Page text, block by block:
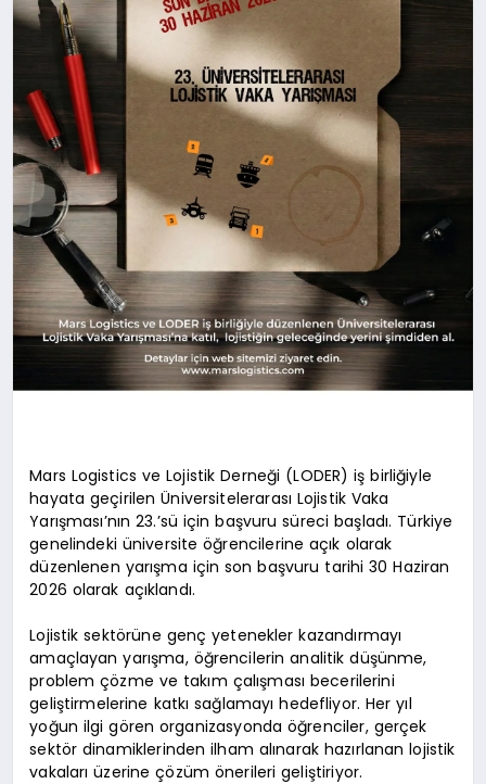
Mars Logistics ve Lojistik Derneği (LODER) iş birliğiyle
hayata geçirilen Üniversitelerarası Lojistik Vaka
Yarışması’nın 23.’sü için başvuru süreci başladı. Türkiye
genelindeki üniversite öğrencilerine açık olarak
düzenlenen yarışma için son başvuru tarihi 30 Haziran
2026 olarak açıklandı.
Lojistik sektörüne genç yetenekler kazandırmayı
amaçlayan yarışma, öğrencilerin analitik düşünme,
problem çözme ve takım çalışması becerilerini
geliştirmelerine katkı sağlamayı hedefliyor. Her yıl
yoğun ilgi gören organizasyonda öğrenciler, gerçek
sektör dinamiklerinden ilham alınarak hazırlanan lojistik
vakaları üzerine çözüm önerileri geliştiriyor.